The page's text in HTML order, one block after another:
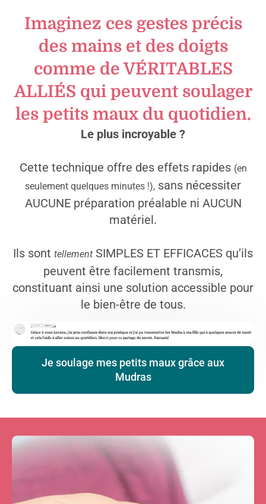
Imaginez ces gestes précis
des mains et des doigts
comme de VÉRITABLES
ALLIÉS qui peuvent soulager
les petits maux du quotidien.
Le plus incroyable ?
Cette technique offre des effets rapides (en
seulement quelques minutes !), sans nécessiter
AUCUNE préparation préalable ni AUCUN
matériel.
Ils sont tellement SIMPLES ET EFFICACES qu’ils
peuvent être facilement transmis,
constituant ainsi une solution accessible pour
le bien-être de tous.
Je soulage mes petits maux grâce aux
Mudras